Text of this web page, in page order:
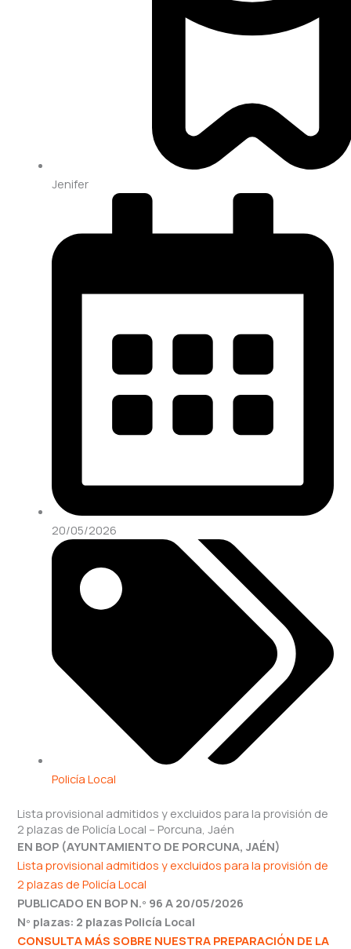
Jenifer
20/05/2026
Policía Local
Lista provisional admitidos y excluidos para la provisión de
2 plazas de Policía Local – Porcuna, Jaén
EN BOP (AYUNTAMIENTO DE PORCUNA, JAÉN)
Lista provisional admitidos y excluidos para la provisión de
2 plazas de Policía Local
PUBLICADO EN BOP N.º 96 A 20/05/2026
Nº plazas: 2 plazas Policía Local
CONSULTA MÁS SOBRE NUESTRA PREPARACIÓN DE LA